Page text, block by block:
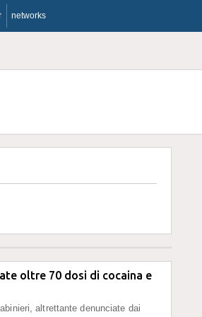
networks
oltre 70 dosi di cocaina e
altrettante denunciate dai